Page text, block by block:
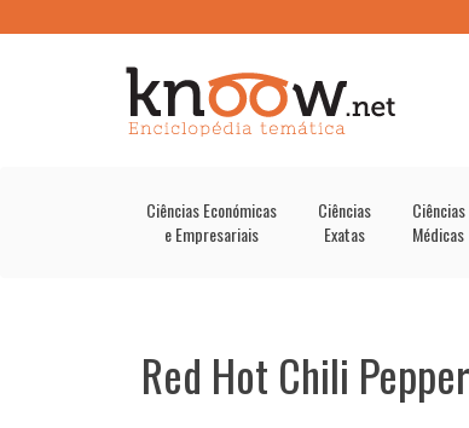
Ciências Económicas
e Empresariais
Ciências
Exatas
Ciências
Médicas
Red Hot Chili